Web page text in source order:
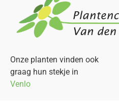
Onze planten vinden ook
graag hun stekje in
Venlo